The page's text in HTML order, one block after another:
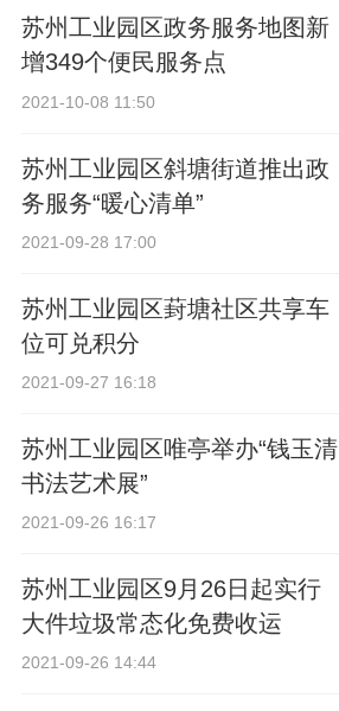
苏州工业园区政务服务地图新
增349个便民服务点
2021-10-08 11:50
苏州工业园区斜塘街道推出政
务服务“暖心清单”
2021-09-28 17:00
苏州工业园区葑塘社区共享车
位可兑积分
2021-09-27 16:18
苏州工业园区唯亭举办“钱玉清
书法艺术展”
2021-09-26 16:17
苏州工业园区9月26日起实行
大件垃圾常态化免费收运
2021-09-26 14:44